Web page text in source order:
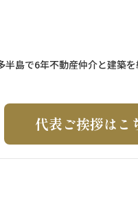
島で6年不動産仲介と建築を
代表ご挨拶はこ